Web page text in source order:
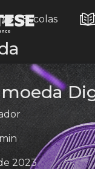
Escolas
2023